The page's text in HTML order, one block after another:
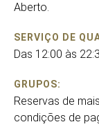
Aberto.
SERVIÇO DE
Das 12:00 às
GRUPOS:
Reservas de
condições de